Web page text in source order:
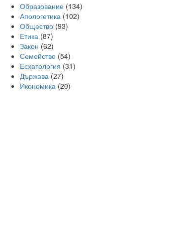
Образование(134)
Апологетика (102)
Общество(93)
Етика (87)
Закон (62)
Семейство(54)
Есхатология (31)
Държава (27)
Икономика (20)